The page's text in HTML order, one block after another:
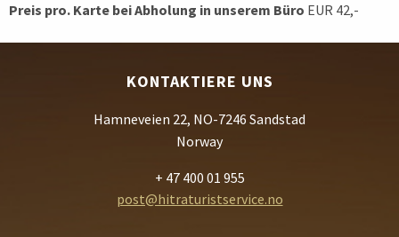
Preis pro. Karte bei Abholung in unserem Büro EUR 42,-
KONTAKTIERE UNS
Hamneveien 22, NO-7246 Sandstad
Norway
+ 47 400 01 955
post@hitraturistservice.no